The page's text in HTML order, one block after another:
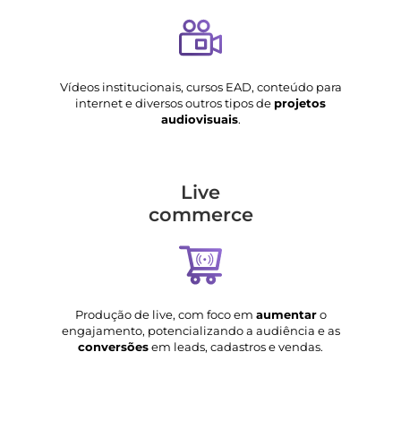
Vídeos institucionais, cursos EAD, conteúdo para
internet e diversos outros tipos de projetos
audiovisuais.
Live
commerce
Produção de live, com foco em aumentaro
engajamento, potencializando a audiência e as
conversõesem leads, cadastros e vendas.